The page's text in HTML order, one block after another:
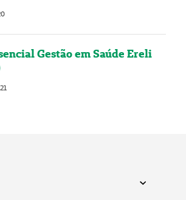
Gestão em Saúde Ereli